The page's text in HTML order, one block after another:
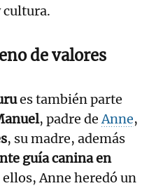
cultura.
de valores
es también parte
, padre deAnne,
, su madre, además
guía canina en
ellos, Anne heredó un